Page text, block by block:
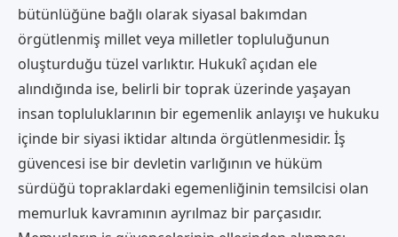
bütünlüğüne bağlı olarak siyasal bakımdan
örgütlenmiş millet veya milletler topluluğunun
oluşturduğu tüzel varlıktır. Hukukî açıdan ele
alındığında ise, belirli bir toprak üzerinde yaşayan
insan topluluklarının bir egemenlik anlayışı ve hukuku
içinde bir siyasi iktidar altında örgütlenmesidir. İş
güvencesi ise bir devletin varlığının ve hüküm
sürdüğü topraklardaki egemenliğinin temsilcisi olan
memurluk kavramının ayrılmaz bir parçasıdır.